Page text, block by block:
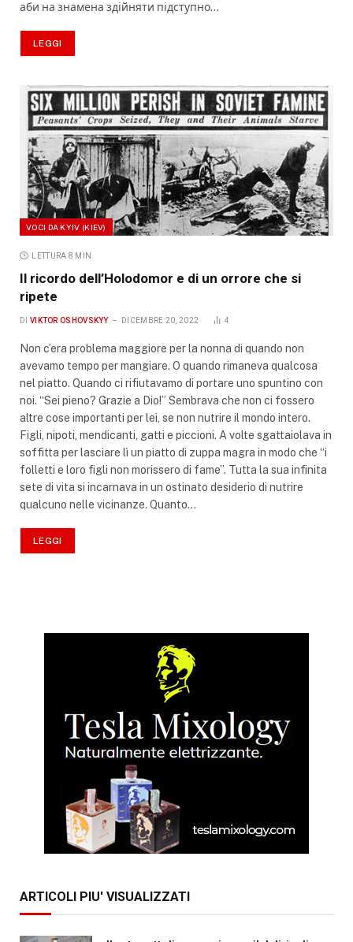
аби на знамена здійняти підступно…
LEGGI
VOCI DA KYIV (KIEV)
LETTURA 8 MIN.
Il ricordo dell’Holodomor e di un orrore che si
ripete
DI VIKTOR OSHOVSKYY DICEMBRE 20, 2022 4
Non c’era problema maggiore per la nonna di quando non
avevamo tempo per mangiare. O quando rimaneva qualcosa
nel piatto. Quando ci rifiutavamo di portare uno spuntino con
noi. “Sei pieno? Grazie a Dio!” Sembrava che non ci fossero
altre cose importanti per lei, se non nutrire il mondo intero.
Figli, nipoti, mendicanti, gatti e piccioni. A volte sgattaiolava in
soffitta per lasciare lì un piatto di zuppa magra in modo che “i
folletti e loro figli non morissero di fame”. Tutta la sua infinita
sete di vita si incarnava in un ostinato desiderio di nutrire
qualcuno nelle vicinanze. Quanto…
LEGGI
ARTICOLI PIU' VISUALIZZATI